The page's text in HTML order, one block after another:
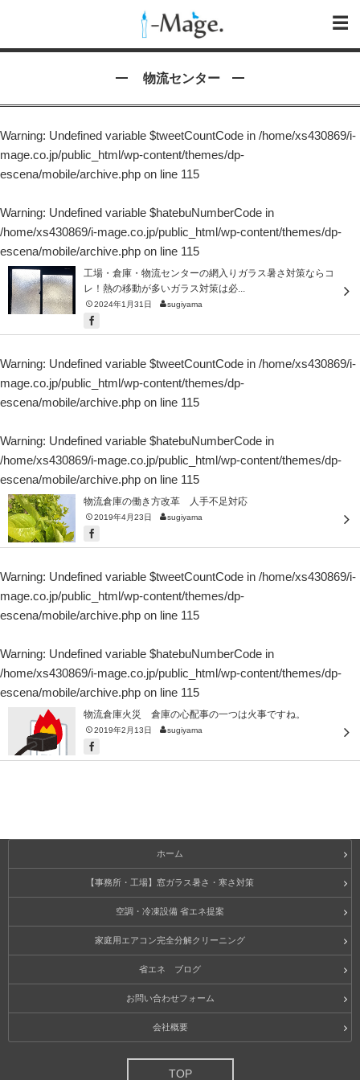
物流センター
Warning: Undefined variable $tweetCountCode in /home/xs430869/i-
mage.co.jp/public_html/wp-content/themes/dp-
escena/mobile/archive.php on line 115
Warning: Undefined variable $hatebuNumberCode in
/home/xs430869/i-mage.co.jp/public_html/wp-content/themes/dp-
escena/mobile/archive.php on line 115
工場・倉庫・物流センターの網入りガラス暑さ対策ならコ
レ！熱の移動が多いガラス対策は必...
2024年1月31日 sugiyama
Warning: Undefined variable $tweetCountCode in /home/xs430869/i-
mage.co.jp/public_html/wp-content/themes/dp-
escena/mobile/archive.php on line 115
Warning: Undefined variable $hatebuNumberCode in
/home/xs430869/i-mage.co.jp/public_html/wp-content/themes/dp-
escena/mobile/archive.php on line 115
物流倉庫の働き方改革 人手不足対応
2019年4月23日 sugiyama
Warning: Undefined variable $tweetCountCode in /home/xs430869/i-
mage.co.jp/public_html/wp-content/themes/dp-
escena/mobile/archive.php on line 115
Warning: Undefined variable $hatebuNumberCode in
/home/xs430869/i-mage.co.jp/public_html/wp-content/themes/dp-
escena/mobile/archive.php on line 115
物流倉庫火災 倉庫の心配事の一つは火事ですね。
2019年2月13日 sugiyama
ホーム
【事務所・工場】窓ガラス暑さ・寒さ対策
空調・冷凍設備 省エネ提案
家庭用エアコン完全分解クリーニング
省エネ ブログ
お問い合わせフォーム
会社概要
TOP